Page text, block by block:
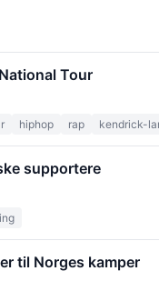
Tour
hiphop rap kendrick-
supportere
til Norges kamper